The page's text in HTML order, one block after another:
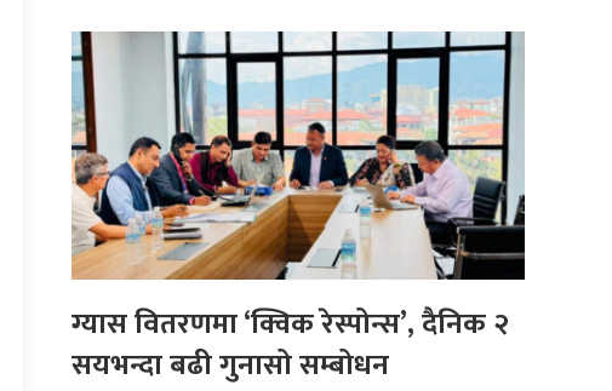
ग्यास वितरणमा ‘क्विक रेस्पोन्स’, दैनिक २
सयभन्दा बढी गुनासो सम्बोधन